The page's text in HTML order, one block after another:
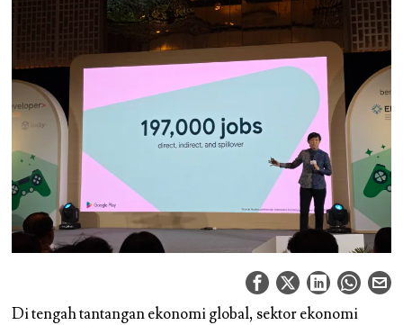
Di tengah tantangan ekonomi global, sektor ekonomi